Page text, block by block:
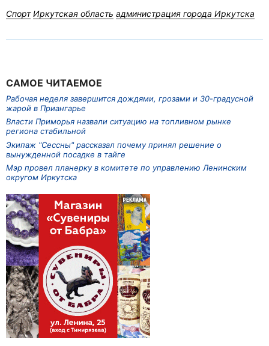
Спорт Иркутская область администрация города Иркутска
САМОЕ ЧИТАЕМОЕ
Рабочая неделя завершится дождями, грозами и 30-градусной
жарой в Приангарье
Власти Приморья назвали ситуацию на топливном рынке
региона стабильной
Экипаж "Сессны" рассказал почему принял решение о
вынужденной посадке в тайге
Мэр провел планерку в комитете по управлению Ленинским
округом Иркутска